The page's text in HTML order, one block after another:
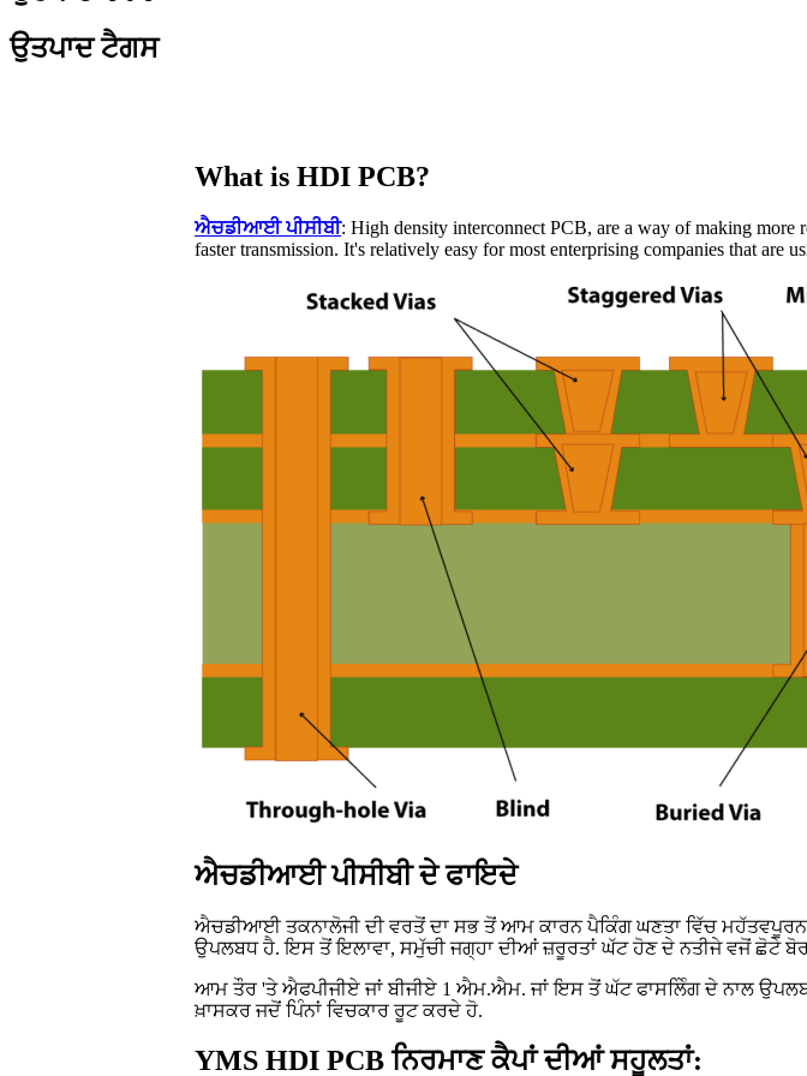
ਉਤਪਾਦ ਟੈਗਸ
What is HDI PCB?
ਐਚਡੀਆਈ ਪੀਸੀਬੀ: High density interconnect PCB, are a way of making
faster transmission. It's relatively easy for most enterprising companies that are
ਐਚਡੀਆਈ ਪੀਸੀਬੀ ਦੇ ਫਾਇਦੇ
ਐਚਡੀਆਈ ਤਕਨਾਲੋਜੀ ਦੀ ਵਰਤੋਂ ਦਾ ਸਭ ਤੋਂ ਆਮ ਕਾਰਨ ਪੈਕਿੰਗ ਘਣਤਾ ਵਿੱਚ
ਉਪਲਬਧ ਹੈ. ਇਸ ਤੋਂ ਇਲਾਵਾ, ਸਮੁੱਚੀ ਜਗ੍ਹਾ ਦੀਆਂ ਜ਼ਰੂਰਤਾਂ ਘੱਟ ਹੋਣ ਦੇ ਨਤੀਜੇ ਵਜੋਂ ਛੋਟੇ
ਆਮ ਤੌਰ 'ਤੇ ਐਫਪੀਜੀਏ ਜਾਂ ਬੀਜੀਏ 1 ਐਮ.ਐਮ. ਜਾਂ ਇਸ ਤੋਂ ਘੱਟ ਫਾਸਲੇਿੰਗ ਦੇ ਨਾਲ
ਖ਼ਾਸਕਰ ਜਦੋਂ ਪਿੰਨਾਂ ਵਿਚਕਾਰ ਰੂਟ ਕਰਦੇ ਹੋ.
YMS HDI PCB ਨਿਰਮਾਣ ਕੈਪਾਂ ਦੀਆਂਸਹੂਲਤਾਂ: